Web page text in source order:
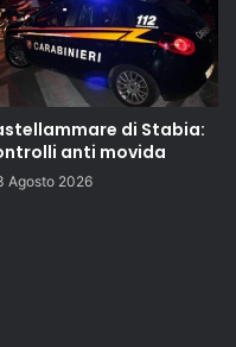
di Stabia:
anti movida
Agosto 2026